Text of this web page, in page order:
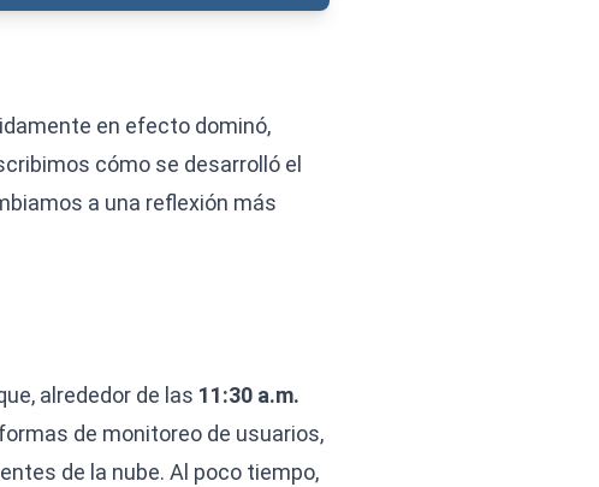
en efecto dominó,
cómo se desarrolló el
a una reflexión más
alrededor de las 11:30 a.m.
de monitoreo de usuarios,
de la nube. Al poco tiempo,